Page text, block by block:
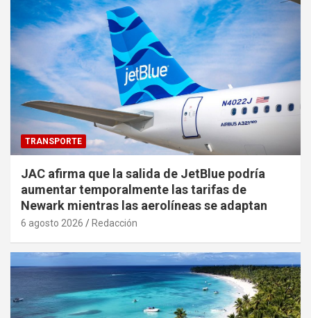
TRANSPORTE
JAC afirma que la salida de JetBlue podría
aumentar temporalmente las tarifas de
Newark mientras las aerolíneas se adaptan
6 agosto 2026 Redacción